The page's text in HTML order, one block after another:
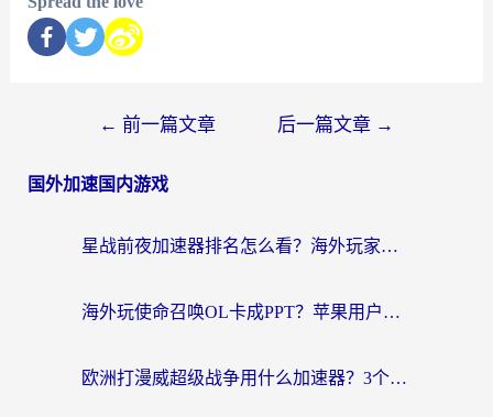
← 前一篇文章 后一篇文章 →
国外加速国内游戏
星战前夜加速器排名怎么看？海外玩家国服游戏畅玩终极指南（附欧洲玩跑跑我的起源解决方案）
海外玩使命召唤OL卡成PPT？苹果用户必看：使命召唤OL国外加速器下载苹果版指南
欧洲打漫威超级战争用什么加速器？3个海外游戏卡顿问题一次解决（附实测推荐）